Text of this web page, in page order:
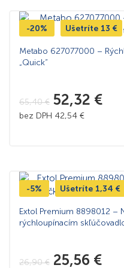
-20% Ušetríte 13 €
Metabo 627077000 –
„Quick“
65,40€ 52,32 €
bez DPH 42,54 €
-5% Ušetríte 1,34 €
Extol Premium 8898012 –
rýchloupínacím
26,90€ 25,56 €